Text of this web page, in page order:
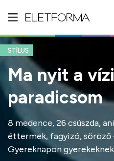
STÍLUS
Ma nyit a vízi
paradicsom
8 medence, 26 csúszda,
éttermek, fagyizó, söröző
Gyereknapon